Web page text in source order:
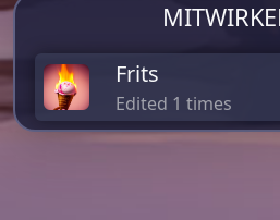
Frits
Edited 1 times